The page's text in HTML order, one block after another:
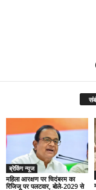
ब्रेकिंग न्यूज
महिला आरक्षण पर चिदंबरम का
रिजिजू पर पलटवार, बोले-2029 से